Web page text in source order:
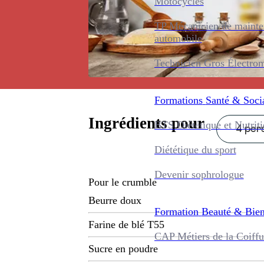
TP Mécanicien de
automobile
Technicien Gros
Formations Santé &
BTS Diététique et
Diététique du sport
Devenir sophrologue
Formation Beauté &
CAP Métiers de la
Ingrédients pour 4
Pour le crumble
Beurre doux
Farine de blé T55
Sucre en poudre